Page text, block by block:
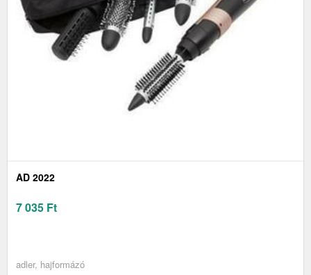
AD 2022
7 035 Ft
adler, hajformázó